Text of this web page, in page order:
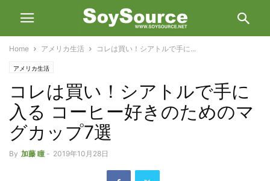
Home アメリカ生活 コレは買い！シアトルで手に...
アメリカ生活
コレは買い！シアトルで手に
入る コーヒー好きのためのマ
グカップ7選
By 加藤 瞳 - 2019年10月28日